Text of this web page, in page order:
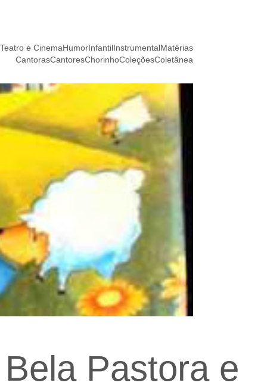
Teatro e CinemaHumorInfantilInstrumentalMatérias
CantorasCantoresChorinhoColeçõesColetânea
Pastora e